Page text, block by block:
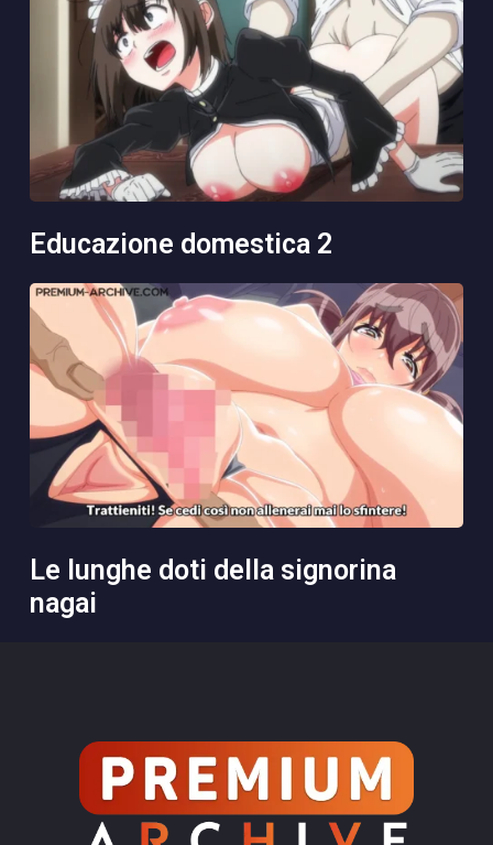
educazione domestica 2
le lunghe doti della signorina
nagai